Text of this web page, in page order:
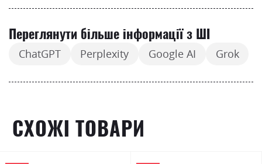
Переглянути більше інформації з ШІ
ChatGPT Perplexity Google AI Grok
СХОЖІ ТОВАРИ